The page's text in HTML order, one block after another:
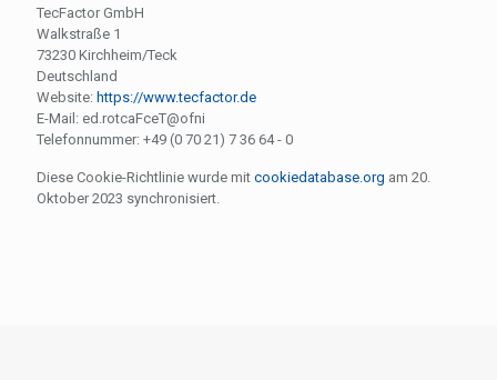
TecFactor GmbH
Walkstraße 1
73230 Kirchheim/Teck
Deutschland
Website: https://www.tecfactor.de
E-Mail: ed.rotcaFceT@ofni
Telefonnummer: +49 (0 70 21) 7 36 64 - 0
Diese Cookie-Richtlinie wurde mit cookiedatabase.org am 20.
Oktober 2023 synchronisiert.